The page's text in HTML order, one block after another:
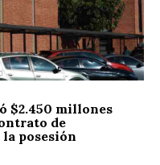
$2.450 millones
de
posesión